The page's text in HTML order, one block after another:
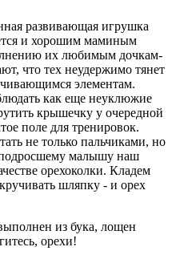
развивающая игрушка
и хорошим маминым
их любимым дочкам-
что тех неудержимо тянет
элементам.
как еще неуклюжие
крышечку у очередной
поле для тренировок.
не только пальчиками, но
малышу наш
орехоколки. Кладем
шляпку - и орех
из бука, лощен
орехи!